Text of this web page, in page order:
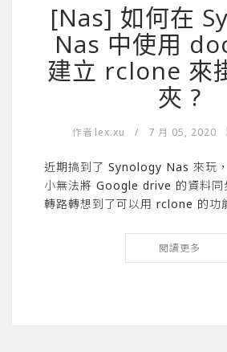
[Nas] 如何在
Nas 中使用
建立 rclone 來
夾 ?
作者 lex.xu / 7 月 05, 2020
近期搞到了 Synology Nas 來玩
小無法將 Google drive 的資料同
轉路轉想到了可以用 rclone 的功
閱讀更多